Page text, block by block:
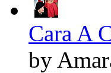
Cara A
by